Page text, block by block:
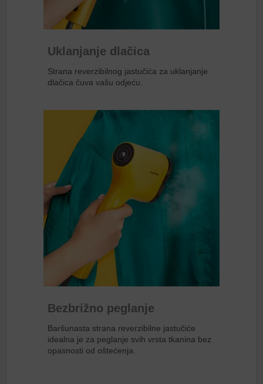
Uklanjanje dlačica
Strana reverzibilnog jastučića za uklanjanje
dlačica čuva vašu odjeću.
Bezbrižno peglanje
Baršunasta strana reverzibilne jastučiće
idealna je za peglanje svih vrsta tkanina bez
opasnosti od oštećenja.